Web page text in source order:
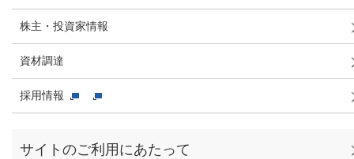
株主・投資家情報
資材調達
採用情報
サイトのご利用にあたって